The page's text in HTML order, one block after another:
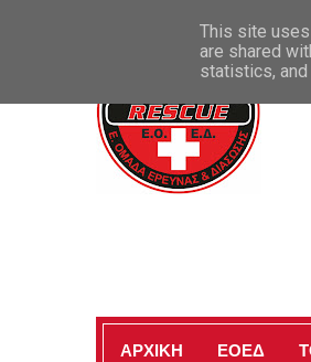
ΚΑΛΩΣ ΗΡΘΑΤΕ ΣΤΗΝ ΕΠΙΣΗΜΗ
ΑΡΧΙΚΗ ΕΟΕΔ
This site
are shared
statistics,